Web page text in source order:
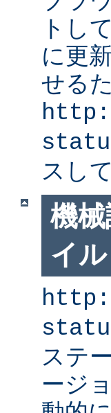
トし
に更
せる
スし
機
イル
ステ
ージ